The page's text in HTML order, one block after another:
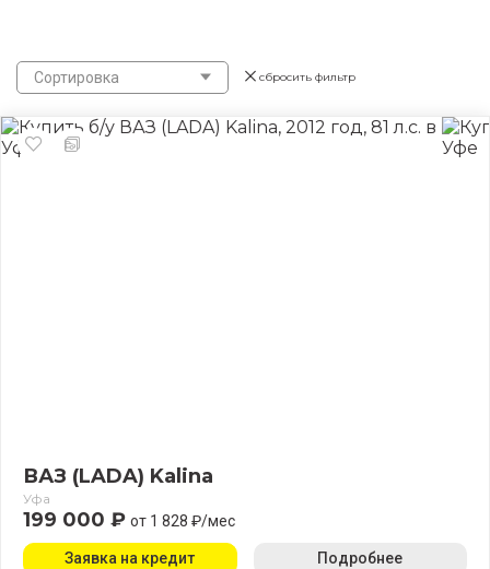
Сортировка сбросить фильтр
ВАЗ (LADA) Kalina
Уфа
199 000 ₽ от 1 828 ₽/мес
Заявка на кредит Подробнее